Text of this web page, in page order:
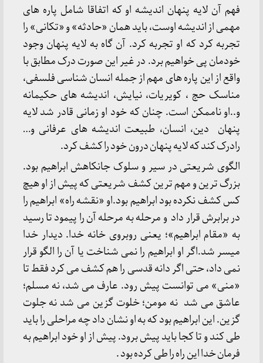
فهم آن لایه پنهان اندیشه او که اتفاقا شامل پاره های
مهمی از اندیشه اوست، باید همان «حادثه» و «تکانی» را
تجربه کرد که او تجربه کرد. آن گاه به لایه پنهان وجود
خودمان پی خواهیم برد. در غیر این صورت درک مطابق با
واقع از این پاره های مهم از جمله انسان شناسی فلسفی،
مناسک حج ، کویریات، نیایش، اندیشه های حکیمانه
و..او ناممکن است. چنان که خود او زمانی قادر شد لایه
پنهان دین، انسان، طبیعت اندیشه های عرفانی و…
رادرک کند که لایه پنهان درون خود را کشف کرد.
الگوی شریعتی در سیر و سلوک جانکاهش ابراهیم بود.
بزرگ ترین و مهم ترین کشف شریعتی که پیش از او هیچ
کس کشف نکرده بود ابراهیم بود.او «نقشه راه» ابراهیم را
در برابرش قرار داد و مرحله به مرحله آن را پیمود تا رسید
به «مقام ابراهیم»؛ یعنی روبروی خانه خدا. دیدار خدا
میسر شد.اگر او ابراهیم را نمی شناخت یا آن را الگو قرار
نمی داد، حتی اگر دانه قدسی را هم کشف می کرد فقط تا
«منی» می توانست پیش رود. عارف می شد، نه مسلم؛
عاشق می شد نه مومن؛ خلوت گزین می شد نه جلوت
گزین. این ابراهیم بود که به او نشان داد چه مراحلی را باید
طی کند و تا کجا باید پیش برود. پیش از او خود ابراهیم به
فرمان خدا این راه را طی کرده بود .